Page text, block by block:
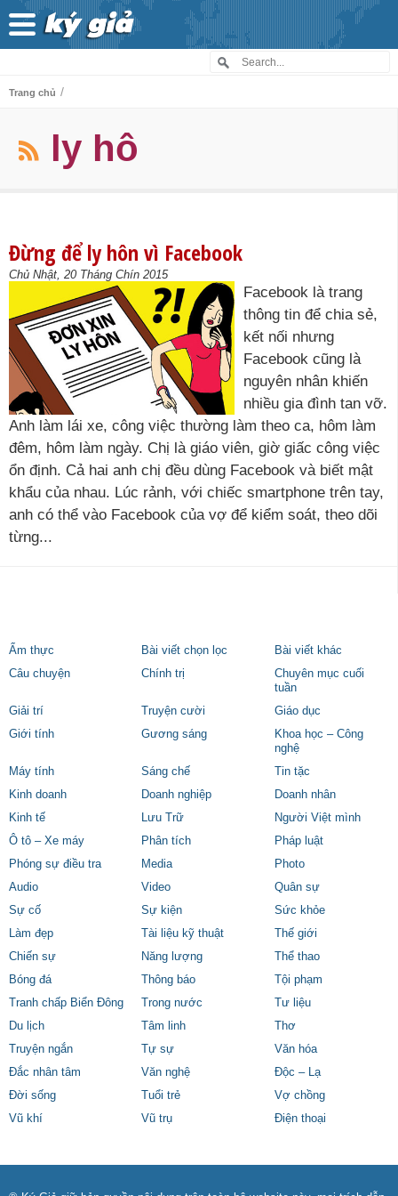
Trang chủ /
ly hô
Đừng để ly hôn vì Facebook
Chủ Nhật, 20 Tháng Chín 2015
Facebook là trang
thông tin để chia sẻ,
kết nối nhưng
Facebook cũng là
nguyên nhân khiến
nhiều gia đình tan vỡ.
Anh làm lái xe, công việc thường làm theo ca, hôm làm
đêm, hôm làm ngày. Chị là giáo viên, giờ giấc công việc
ổn định. Cả hai anh chị đều dùng Facebook và biết mật
khẩu của nhau. Lúc rảnh, với chiếc smartphone trên tay,
anh có thể vào Facebook của vợ để kiểm soát, theo dõi
từng...
Ẩm thực Bài viết chọn lọc
Bài viết khác
Câu chuyện
Chính trị
Chuyên mục cuối
tuần
Giải trí
Truyện cười
Giáo dục
Giới tính
Gương sáng
Khoa học – Công
nghệ
Máy tính
Sáng chế
Tin tặc
Kinh doanh
Doanh nghiệp
Doanh nhân
Kinh tế
Lưu Trữ
Người Việt mình
Ô tô – Xe máy
Phân tích
Pháp luật
Phóng sự điều tra
Media
Photo
Audio
Video
Quân sự
Sự cố
Sự kiện
Sức khỏe
Làm đẹp
Tài liệu kỹ thuật
Thế giới
Chiến sự
Năng lượng
Thể thao
Bóng đá
Thông báo
Tội phạm
Tranh chấp Biển Đông
Trong nước
Tư liệu
Du lịch
Tâm linh
Thơ
Truyện ngắn
Tự sự
Văn hóa
Đắc nhân tâm
Văn nghệ
Độc – Lạ
Đời sống
Tuổi trẻ
Vợ chồng
Vũ khí
Vũ trụ Điện thoại